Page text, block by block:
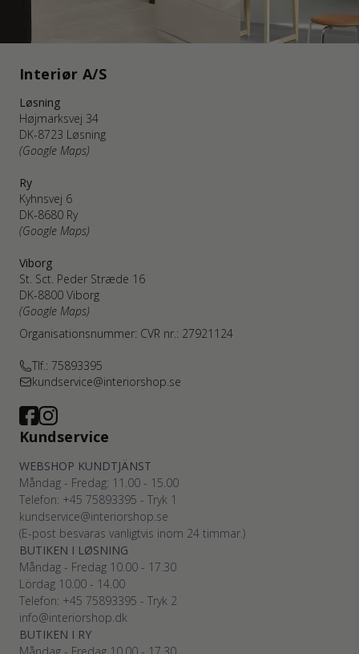
Interiør A/S
Løsning
Højmarksvej 34
DK-8723 Løsning
(Google Maps)
Ry
Kyhnsvej 6
DK-8680 Ry
(Google Maps)
Viborg
St. Sct. Peder Stræde 16
DK-8800 Viborg
(Google Maps)
Organisationsnummer: CVR nr.: 27921124
Tlf.: 75893395
kundservice@interiorshop.se
Kundservice
WEBSHOP KUNDTJÄNST
Måndag - Fredag: 11.00 - 15.00
Telefon: +45 75893395 - Tryk 1
kundservice@interiorshop.se
(E-post besvaras vanligtvis inom 24 timmar.)
BUTIKEN I LØSNING
Måndag - Fredag 10.00 - 17.30
Lördag 10.00 - 14.00
Telefon: +45 75893395 - Tryk 2
info@interiorshop.dk
BUTIKEN I RY